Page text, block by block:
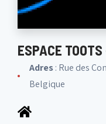
ESPACE
Adres: Rue des
Belgique